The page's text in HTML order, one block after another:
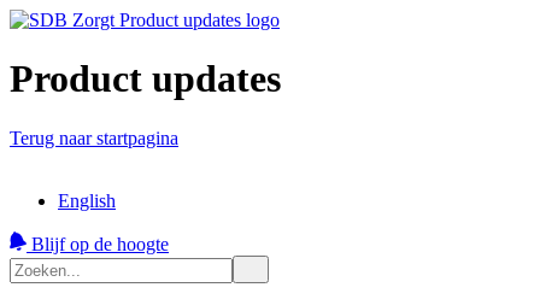
Product updates
Terug naar startpagina
English
Blijf op de hoogte